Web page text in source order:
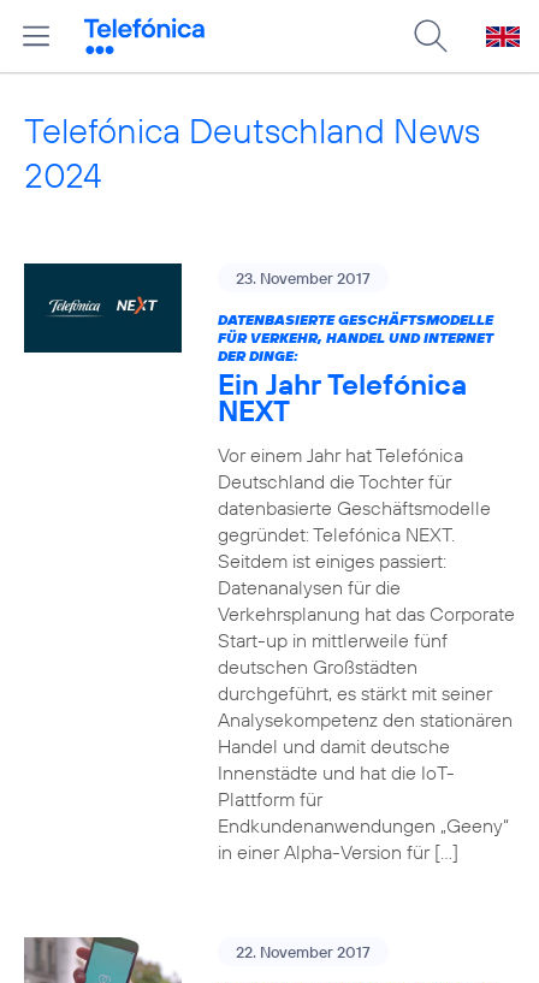
Telefónica Deutschland News
2024
23. November 2017
DATENBASIERTE GESCHÄFTSMODELLE
FÜR VERKEHR, HANDEL UND INTERNET
DER DINGE:
Ein Jahr Telefónica
NEXT
Vor einem Jahr hat Telefónica
Deutschland die Tochter für
datenbasierte Geschäftsmodelle
gegründet: Telefónica NEXT.
Seitdem ist einiges passiert:
Datenanalysen für die
Verkehrsplanung hat das Corporate
Start-up in mittlerweile fünf
deutschen Großstädten
durchgeführt, es stärkt mit seiner
Analysekompetenz den stationären
Handel und damit deutsche
Innenstädte und hat die IoT-
Plattform für
Endkundenanwendungen „Geeny“
in einer Alpha-Version für […]
22. November 2017